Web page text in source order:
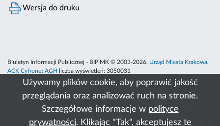
Używamy plików cookie, aby poprawić jakość
przeglądania oraz analizować ruch na stronie.
Szczegółowe informacje w polityce
prywatności. Klikając "Tak", akceptujesz te
Wersja do druku
Biuletyn Informacji Publicznej - BIP MK © 2003-2026, Urząd Miasta Krakowa,
ACK Cyfronet AGH
liczba wyświetleń: 3050031